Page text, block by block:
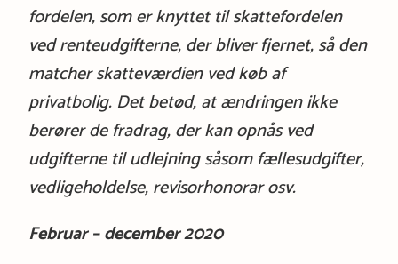
fordelen, som er knyttet til skattefordelen
ved renteudgifterne, der bliver fjernet, så den
matcher skatteværdien ved køb af
privatbolig. Det betød, at ændringen ikke
berører de fradrag, der kan opnås ved
udgifterne til udlejning såsom fællesudgifter,
vedligeholdelse, revisorhonorar osv.
Februar – december 2020